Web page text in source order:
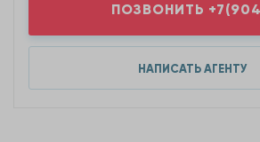
ПОЗВОНИТЬ
НАПИСАТЬ АГЕНТУ